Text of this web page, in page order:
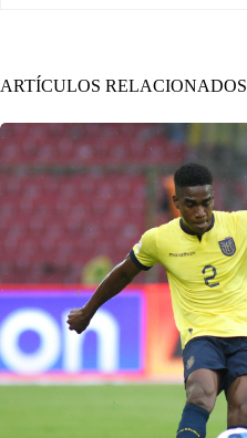
ARTÍCULOS RELACIONADOS